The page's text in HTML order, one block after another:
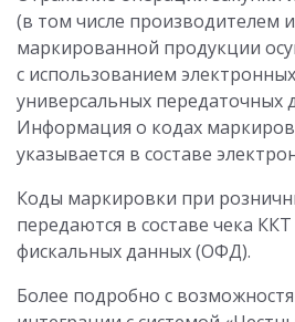
(в том числе производителем
маркированной продукции
с использованием
универсальных передаточных
Информация о кодах
указывается в составе
Коды маркировки при
передаются в составе чека
фискальных данных (ОФД).
Более подробно с